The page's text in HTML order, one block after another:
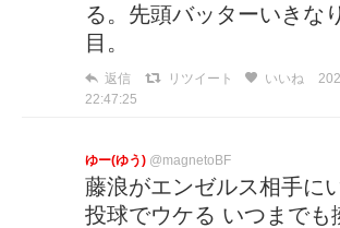
る。先頭バッターいきな
目。
返信 リツイート いいね
22:47:25
ゆー(ゆう) @magnetoBF
藤浪がエンゼルス相手に
投球でウケる いつまでも